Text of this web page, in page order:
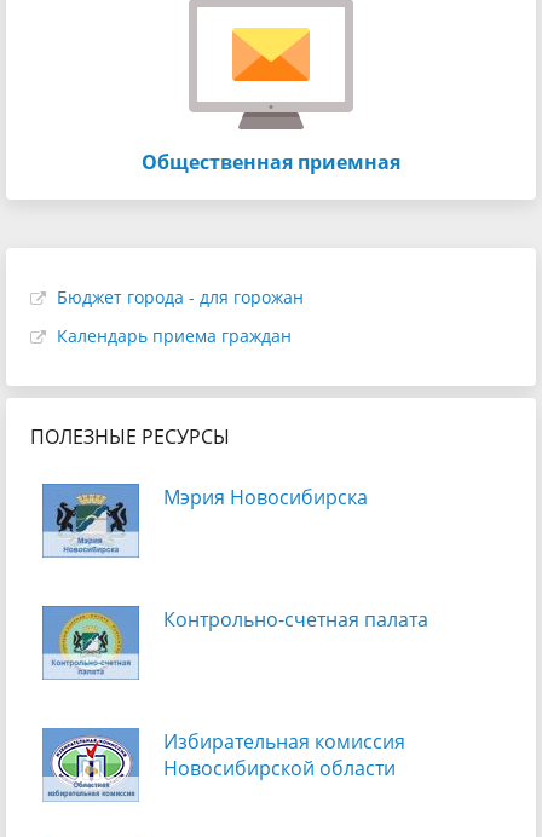
Общественная приемная
Бюджет города - для горожан
Календарь приема граждан
ПОЛЕЗНЫЕ РЕСУРСЫ
Мэрия Новосибирска
Контрольно-счетная палата
Избирательная комиссия
Новосибирской области